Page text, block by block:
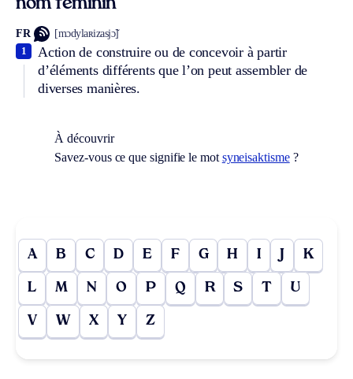
nom féminin
FR [mɔdylaʀizasjɔ̃]
Action de construire ou de concevoir à partir
d’éléments différents que l’on peut assembler de
diverses manières.
1
À découvrir
Savez-vous ce que signifie le mot syneisaktisme?
A B C D E F G H I J K
L M N O P Q R S T U
V W X Y Z